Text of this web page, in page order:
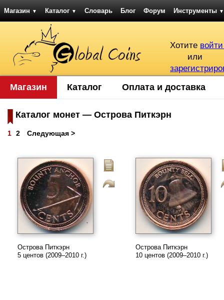
Магазин ▼ Каталог ▼ Словарь Блог Форум Инструменты ▼
Хотите
или
Магазин Каталог Оплата и доставка
Каталог монет — Острова Питкэрн
1 2 Следующая >
Острова Питкэрн
5 центов (2009–2010 г.)
Острова Питкэрн
10 центов (2009–2010 г.)